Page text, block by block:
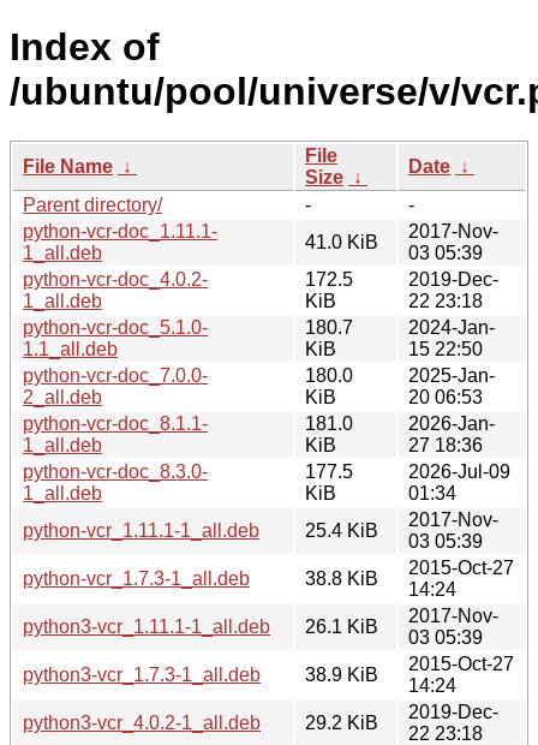
Index of
/ubuntu/pool/universe/v/
File Name ↓
File
Size ↓
Date ↓
Parent directory/
-
-
python-vcr-doc_1.11.1-
1_all.deb
41.0 KiB
2017-Nov-
03 05:39
python-vcr-doc_4.0.2-
1_all.deb
172.5
KiB
2019-Dec-
22 23:18
python-vcr-doc_5.1.0-
1.1_all.deb
180.7
KiB
2024-Jan-
15 22:50
python-vcr-doc_7.0.0-
2_all.deb
180.0
KiB
2025-Jan-
20 06:53
python-vcr-doc_8.1.1-
1_all.deb
181.0
KiB
2026-Jan-
27 18:36
python-vcr-doc_8.3.0-
1_all.deb
177.5
KiB
2026-Jul-09
01:34
python-vcr_1.11.1-1_all.deb
25.4 KiB
2017-Nov-
03 05:39
python-vcr_1.7.3-1_all.deb
38.8 KiB
2015-Oct-27
14:24
python3-vcr_1.11.1-1_all.deb
26.1 KiB
2017-Nov-
03 05:39
python3-vcr_1.7.3-1_all.deb
38.9 KiB
2015-Oct-27
14:24
python3-vcr_4.0.2-1_all.deb
29.2 KiB
2019-Dec-
22 23:18